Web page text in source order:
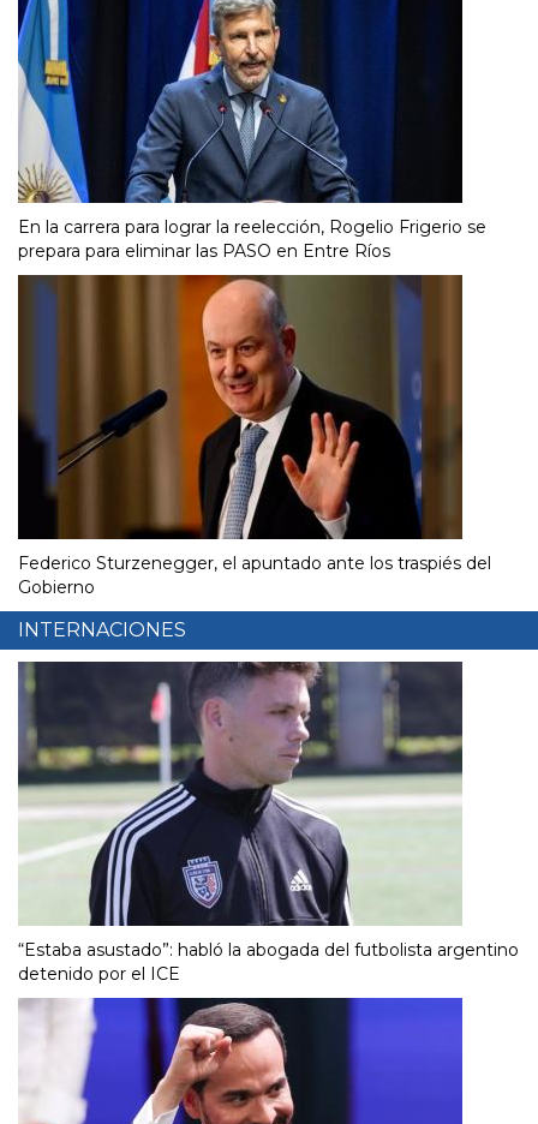
En la carrera para lograr la reelección, Rogelio Frigerio se
prepara para eliminar las PASO en Entre Ríos
Federico Sturzenegger, el apuntado ante los traspiés del
Gobierno
INTERNACIONES
“Estaba asustado”: habló la abogada del futbolista argentino
detenido por el ICE